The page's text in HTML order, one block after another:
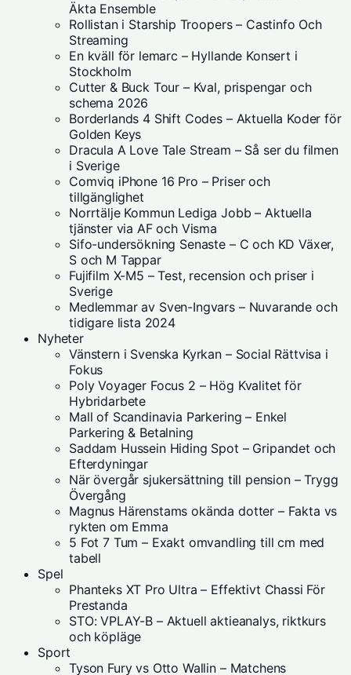
Äkta Ensemble
Rollistan i Starship Troopers – Castinfo Och
Streaming
En kväll för lemarc – Hyllande Konsert i
Stockholm
Cutter & Buck Tour – Kval, prispengar och
schema 2026
Borderlands 4 Shift Codes – Aktuella Koder för
Golden Keys
Dracula A Love Tale Stream – Så ser du filmen
i Sverige
Comviq iPhone 16 Pro – Priser och
tillgänglighet
Norrtälje Kommun Lediga Jobb – Aktuella
tjänster via AF och Visma
Sifo-undersökning Senaste – C och KD Växer,
S och M Tappar
Fujifilm X-M5 – Test, recension och priser i
Sverige
Medlemmar av Sven-Ingvars – Nuvarande och
tidigare lista 2024
Nyheter
Vänstern i Svenska Kyrkan – Social Rättvisa i
Fokus
Poly Voyager Focus 2 – Hög Kvalitet för
Hybridarbete
Mall of Scandinavia Parkering – Enkel
Parkering & Betalning
Saddam Hussein Hiding Spot – Gripandet och
Efterdyningar
När övergår sjukersättning till pension – Trygg
Övergång
Magnus Härenstams okända dotter – Fakta vs
rykten om Emma
5 Fot 7 Tum – Exakt omvandling till cm med
tabell
Spel
Phanteks XT Pro Ultra – Effektivt Chassi För
Prestanda
STO: VPLAY-B – Aktuell aktieanalys, riktkurs
och köpläge
Sport
Tyson Fury vs Otto Wallin – Matchens